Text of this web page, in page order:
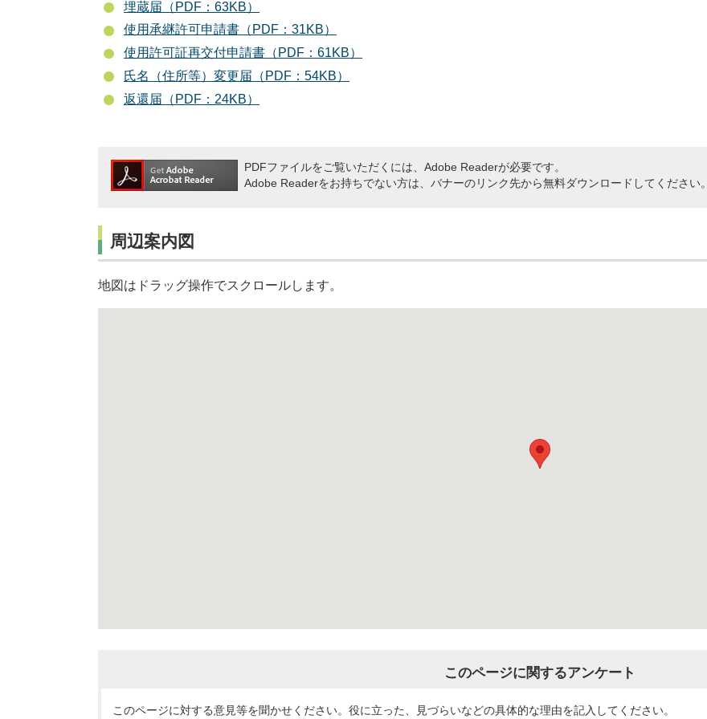
埋蔵届（PDF：63KB）
使用承継許可申請書（PDF：31KB）
使用許可証再交付申請書（PDF：61KB）
氏名（住所等）変更届（PDF：54KB）
返還届（PDF：24KB）
PDFファイルをご覧いただくには、Adobe Readerが必要です。
Adobe Readerをお持ちでない方は、バナーのリンク先から無料ダウンロードしてください。
周辺案内図
地図はドラッグ操作でスクロールします。
このページに関するアンケート
このページに対する意見等を聞かせください。役に立った、見づらいなどの具体的な理由を記入してください。